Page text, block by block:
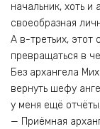
начальник, хоть и
своеобразная
А в-третьих, этот
превращаться в
Без архангела
вернуть шефу
у меня ещё
— Приёмная